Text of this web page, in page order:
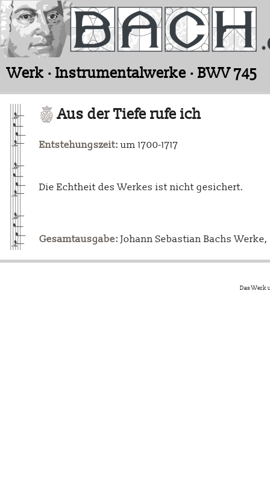
Werk · Instrumentalwerke · BWV 745
Aus der Tiefe rufe ich
Entstehungszeit: um 1700-1717
Die Echtheit des Werkes ist nicht gesichert.
Gesamtausgabe: Johann Sebastian Bachs Werke,
Das Werk